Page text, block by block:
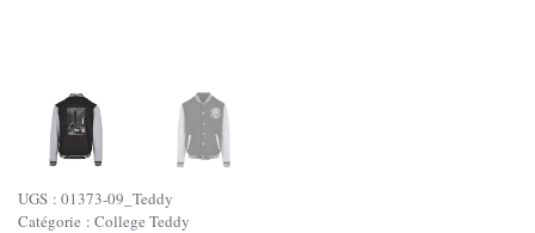
UGS : 01373-09_Teddy
Catégorie : College Teddy